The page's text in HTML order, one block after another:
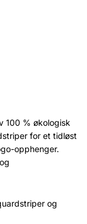
100 % økologisk
for et tidløst
opphenger.
og